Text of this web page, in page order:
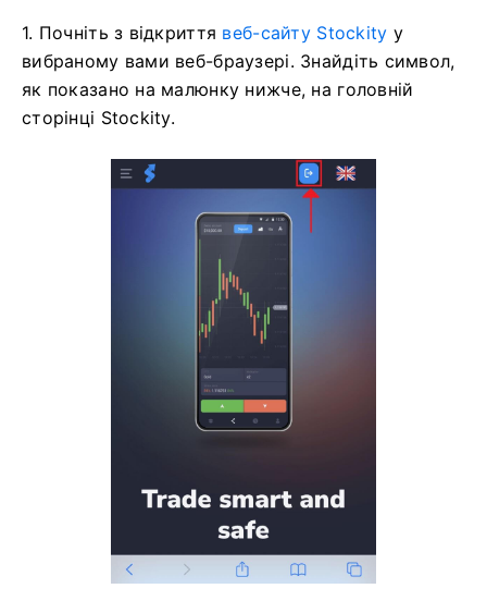
1. Почніть з відкриття веб-сайту Stockity у
вибраному вами веб-браузері. Знайдіть символ,
як показано на малюнку нижче, на головній
сторінці Stockity.